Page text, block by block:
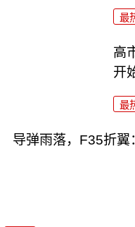
最
高
开
最
导弹雨落，F35折